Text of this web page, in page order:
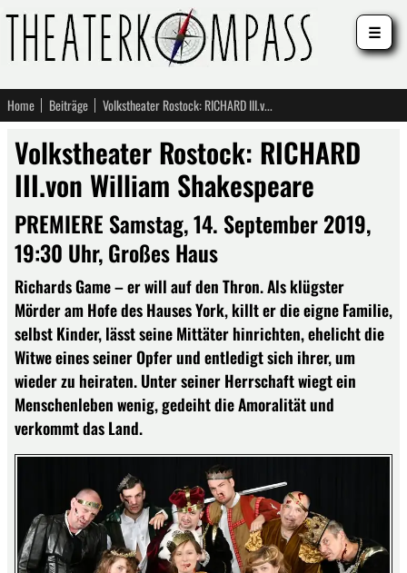
Home Beiträge Volkstheater Rostock: RICHARD III.von William Shakespeare
Volkstheater Rostock: RICHARD
III.von William Shakespeare
PREMIERE Samstag, 14. September 2019,
19:30 Uhr, Großes Haus
Richards Game – er will auf den Thron. Als klügster
Mörder am Hofe des Hauses York, killt er die eigne Familie,
selbst Kinder, lässt seine Mittäter hinrichten, ehelicht die
Witwe eines seiner Opfer und entledigt sich ihrer, um
wieder zu heiraten. Unter seiner Herrschaft wiegt ein
Menschenleben wenig, gedeiht die Amoralität und
verkommt das Land.
☰